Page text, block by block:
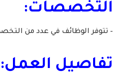
التخصصات:
– تتوفر الوظائف في عدد من
تفاصيل العمل: